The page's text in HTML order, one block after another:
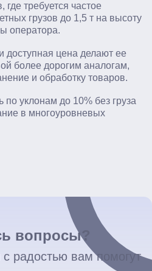
где требуется частое
грузов до 1,5 т на высоту
оператора.​
доступная цена делают ее
более дорогим аналогам,
и обработку товаров.​
уклонам до 10% без груза
в многоуровневых
вопросы?
радостью вам помогут